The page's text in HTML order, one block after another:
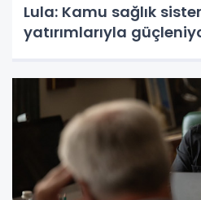
Lula: Kamu sağlık
yatırımlarıyla